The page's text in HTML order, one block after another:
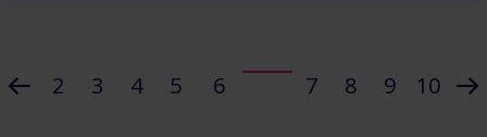
2 3 4 5 6 7 8 9 10